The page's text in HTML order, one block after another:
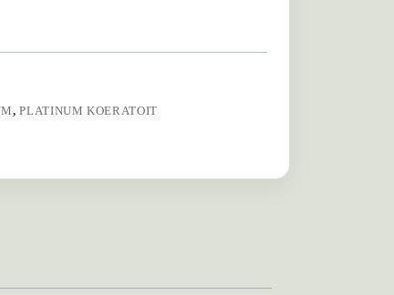
,PLATINUM KOERATOIT